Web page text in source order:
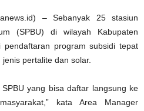
– Sebanyak 25 stasiun
(SPBU) di wilayah Kabupaten
pendaftaran program subsidi tepat
pertalite dan solar.
yang bisa daftar langsung ke
kata Area Manager